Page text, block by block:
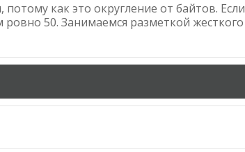
потому как это округление от байтов. Если
ровно 50. Занимаемся разметкой жесткого